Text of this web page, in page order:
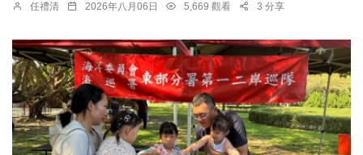
任禮清 2026年八月06日 5,669 觀看 3 分享